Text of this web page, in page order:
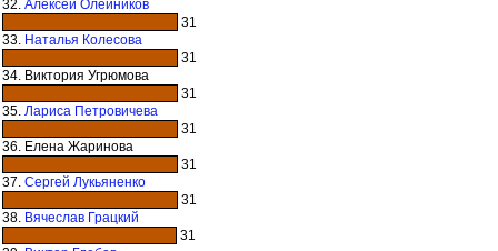
32. Алексей Олейников
31
33. Наталья Колесова
31
34. Виктория Угрюмова
31
35. Лариса Петровичева
31
36. Елена Жаринова
31
37. Сергей Лукьяненко
31
38. Вячеслав Грацкий
31